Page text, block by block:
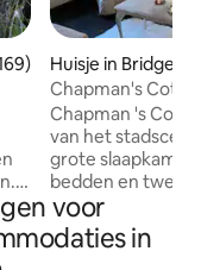
beoordeling van
Huisje in
Chapman's
inbegrepen.
Chapman 's Cottage ligt op loopafstand
van het
grote
bedden en twee
de derde
woonkamer,
met volwassenen
voor
in